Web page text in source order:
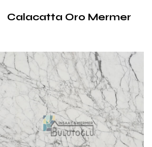
Calacatta Oro Mermer